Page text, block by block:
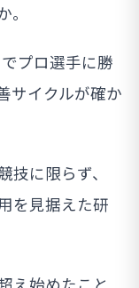
。
プロ選手に勝
サイクルが確か
技に限らず、
を見据えた研